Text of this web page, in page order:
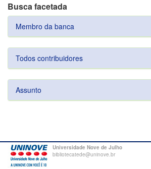
Busca facetada
Membro da banca
Todos contribuidores
Assunto
Universidade Nove de Julho
bibliotecatede@uninove.br